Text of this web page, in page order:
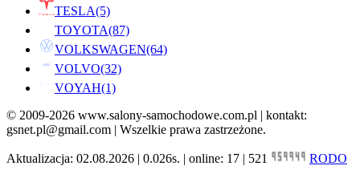
TESLA(5)
TOYOTA(87)
VOLKSWAGEN(64)
VOLVO(32)
VOYAH(1)
© 2009-2026 www.salony-samochodowe.com.pl | kontakt:
gsnet.pl@gmail.com | Wszelkie prawa zastrzeżone.
Aktualizacja: 02.08.2026 | 0.026s. | online: 17 | 521 RODO